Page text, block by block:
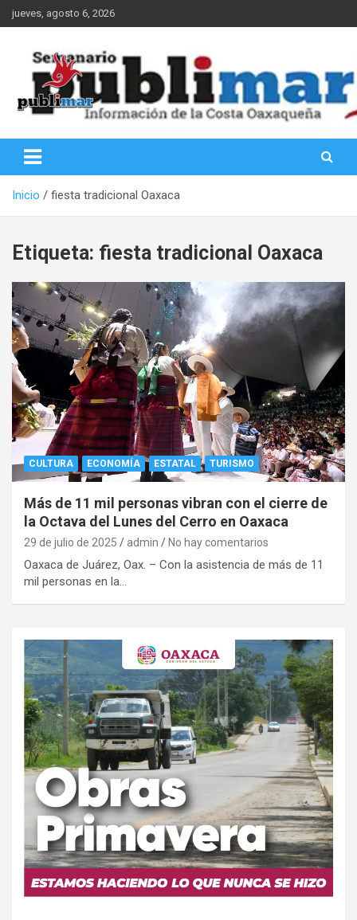
Saltar
al
jueves, agosto 6, 2026
PubliMar
Inicio fiesta tradicional Oaxaca
Etiqueta: fiesta tradicional Oaxaca
CULTURA ECONOMÍA ESTATAL TURISMO
Más de 11 mil personas vibran con el cierre de
la Octava del Lunes del Cerro en Oaxaca
29 de julio de 2025 admin No hay comentarios
Oaxaca de Juárez, Oax. – Con la asistencia de más de 11
mil personas en la…